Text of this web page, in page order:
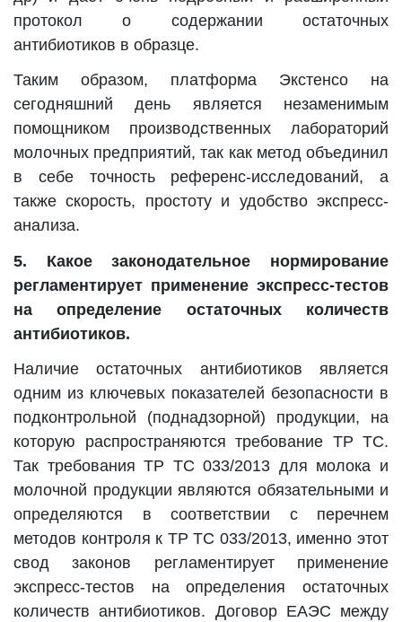
протокол о содержании остаточных
антибиотиков в образце.
Таким образом, платформа Экстенсо на
сегодняшний день является незаменимым
помощником производственных лабораторий
молочных предприятий, так как метод объединил
в себе точность референс-исследований, а
также скорость, простоту и удобство экспресс-
анализа.
5. Какое законодательное нормирование
регламентирует применение экспресс-тестов
на определение остаточных количеств
антибиотиков.
Наличие остаточных антибиотиков является
одним из ключевых показателей безопасности в
подконтрольной (поднадзорной) продукции, на
которую распространяются требование ТР ТС.
Так требования ТР ТС 033/2013 для молока и
молочной продукции являются обязательными и
определяются в соответствии с перечнем
методов контроля к ТР ТС 033/2013, именно этот
свод законов регламентирует применение
экспресс-тестов на определения остаточных
количеств антибиотиков. Договор ЕАЭС между